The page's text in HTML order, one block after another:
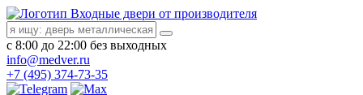
Входные двери от производителя
с 8:00 до 22:00 без выходных
info@medver.ru
+7 (495) 374-73-35